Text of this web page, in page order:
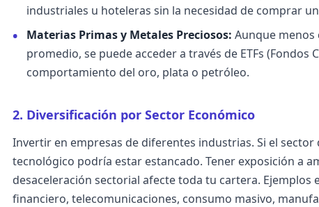
industriales u hoteleras sin la necesidad de comprar
Materias Primas y Metales Preciosos: Aunque menos
promedio, se puede acceder a través de ETFs (Fondos
comportamiento del oro, plata o petróleo.
2. Diversificación por Sector Económico
Invertir en empresas de diferentes industrias. Si el sector
tecnológico podría estar estancado. Tener exposición a
desaceleración sectorial afecte toda tu cartera. Ejemplos
financiero, telecomunicaciones, consumo masivo,